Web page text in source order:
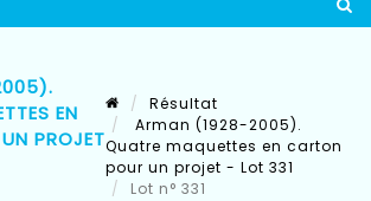
EN
PROJET
Résultat
Arman (1928-2005).
Quatre maquettes en carton
pour un projet - Lot 331
Lot n° 331